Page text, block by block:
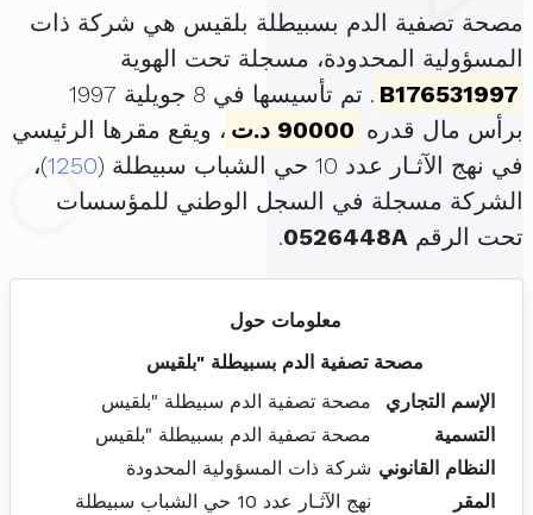
مصحة تصفية الدم بسبيطلة بلقيس هي شركة ذات
المسؤولية المحدودة، مسجلة تحت الهوية
B176531997
. تم تأسيسها في 8 جويلية 1997
برأس مال قدره 90000 د.ت
، ويقع مقرها الرئيسي
في نهج الآثـار عدد 10 حي الشباب سبيطلة (
1250)،
الشركة مسجلة في السجل الوطني للمؤسسات
تحت الرقم 0526448A
.
معلومات حول
مصحة تصفية الدم بسبيطلة "بلقيس
الإسم التجاري
مصحة تصفية الدم سبيطلة "بلقيس
التسمية
مصحة تصفية الدم بسبيطلة "بلقيس
النظام القانوني شركة ذات المسؤولية المحدودة
المقر
نهج الآثـار عدد 10 حي الشباب سبيطلة